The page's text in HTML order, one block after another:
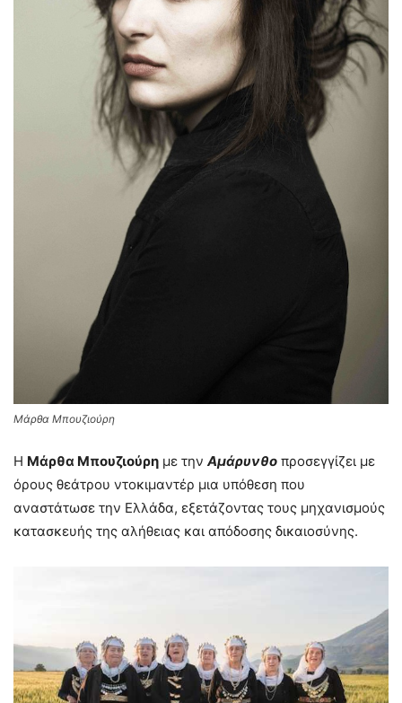
Μάρθα Μπουζιούρη
Η Μάρθα Μπουζιούρη με την Αμάρυνθο προσεγγίζει με
όρους θεάτρου ντοκιμαντέρ μια υπόθεση που
αναστάτωσε την Ελλάδα, εξετάζοντας τους μηχανισμούς
κατασκευής της αλήθειας και απόδοσης δικαιοσύνης.